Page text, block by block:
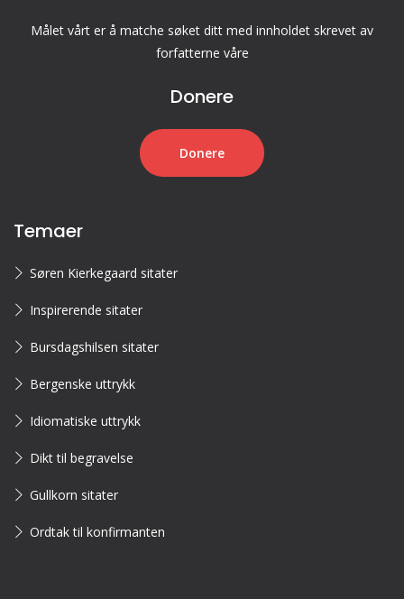
Målet vårt er å matche søket ditt med innholdet skrevet av
forfatterne våre
Donere
Donere
Temaer
Søren Kierkegaard sitater
Inspirerende sitater
Bursdagshilsen sitater
Bergenske uttrykk
Idiomatiske uttrykk
Dikt til begravelse
Gullkorn sitater
Ordtak til konfirmanten